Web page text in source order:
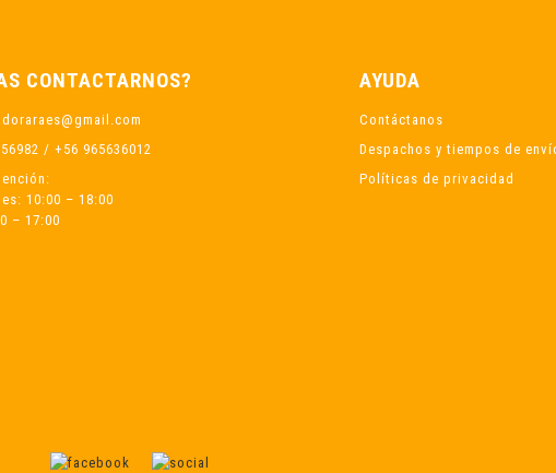
CONTACTARNOS?
/ +56 965636012
10:00 – 18:00
– 17:00
AYUDA
Contáctanos
Despachos y tiempos de
Políticas de privacidad